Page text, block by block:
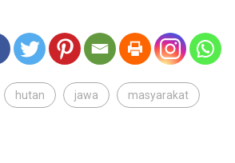
hutan jawa masyarakat